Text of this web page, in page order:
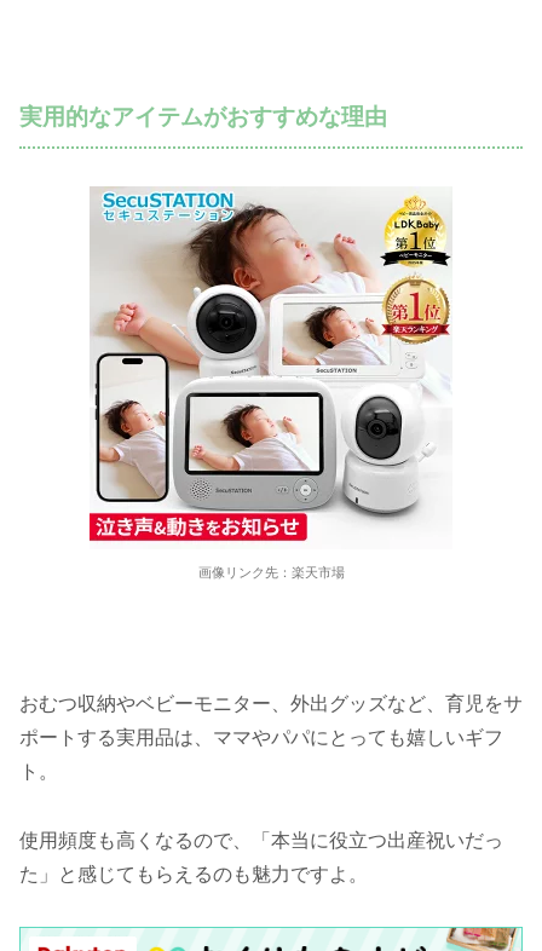
実用的なアイテムがおすすめな理由
画像リンク先：楽天市場
おむつ収納やベビーモニター、外出グッズなど、育児をサ
ポートする実用品は、ママやパパにとっても嬉しいギフ
ト。
使用頻度も高くなるので、「本当に役立つ出産祝いだっ
た」と感じてもらえるのも魅力ですよ。